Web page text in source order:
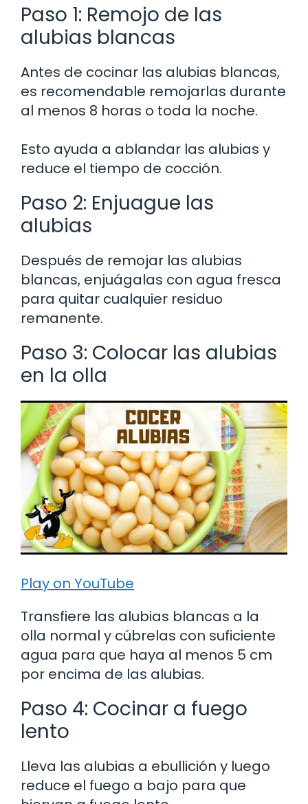
Paso 1: Remojo de las
alubias blancas
Antes de cocinar las alubias blancas,
es recomendable remojarlas durante
al menos 8 horas o toda la noche.
Esto ayuda a ablandar las alubias y
reduce el tiempo de cocción.
Paso 2: Enjuague las
alubias
Después de remojar las alubias
blancas, enjuágalas con agua fresca
para quitar cualquier residuo
remanente.
Paso 3: Colocar las alubias
en la olla
Play on YouTube
Transfiere las alubias blancas a la
olla normal y cúbrelas con suficiente
agua para que haya al menos 5 cm
por encima de las alubias.
Paso 4: Cocinar a fuego
lento
Lleva las alubias a ebullición y luego
reduce el fuego a bajo para que